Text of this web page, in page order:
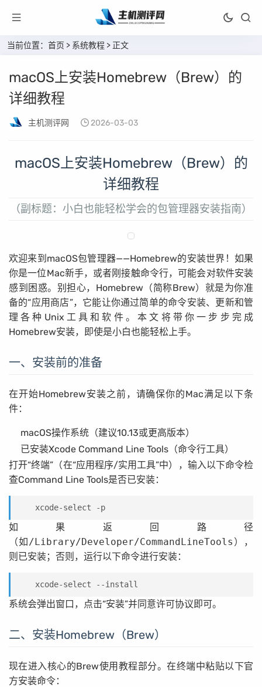
当前位置： 首页 > 系统教程 > 正文
macOS上安装Homebrew（Brew）的
详细教程
主机测评网 2026-03-03
macOS上安装Homebrew（Brew）的
详细教程
（副标题：小白也能轻松学会的包管理器安装指南）
欢迎来到macOS包管理器——Homebrew的安装世界！如果
你是一位Mac新手，或者刚接触命令行，可能会对软件安装
感到困惑。别担心，Homebrew（简称Brew）就是为你准
备的“应用商店”，它能让你通过简单的命令安装、更新和管
理各种Unix工具和软件。本文将带你一步步完成
Homebrew安装，即使是小白也能轻松上手。
一、安装前的准备
在开始Homebrew安装之前，请确保你的Mac满足以下条
件：
macOS操作系统（建议10.13或更高版本）
已安装Xcode Command Line Tools（命令行工具）
打开“终端”（在“应用程序/实用工具”中），输入以下命令检
查Command Line Tools是否已安装：
xcode-select -p
如果返回路径
（如/Library/Developer/CommandLineTools ），
则已安装；否则，运行以下命令进行安装：
xcode-select --install
系统会弹出窗口，点击“安装”并同意许可协议即可。
二、安装Homebrew（Brew）
现在进入核心的Brew使用教程部分。在终端中粘贴以下官
方安装命令：